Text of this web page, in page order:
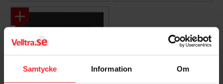
Samtycke Information Om